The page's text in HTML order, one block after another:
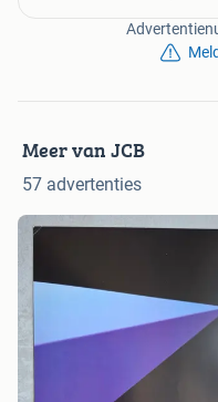
Meer van JCB
57 advertenties